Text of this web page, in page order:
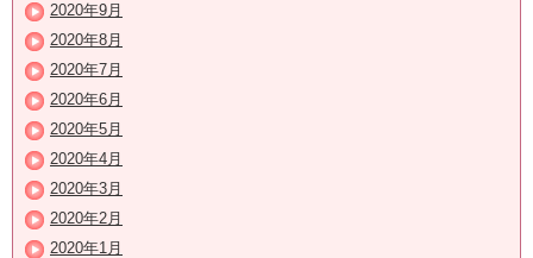
2020年9月
2020年8月
2020年7月
2020年6月
2020年5月
2020年4月
2020年3月
2020年2月
2020年1月